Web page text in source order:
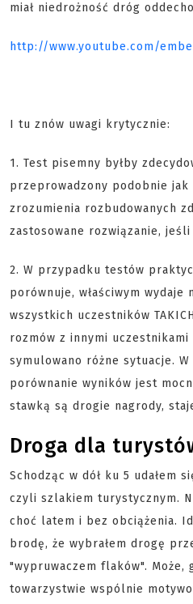
miał niedrożność dróg
http://www.youtube.com/
I tu znów uwagi krytycznie:
1. Test pisemny byłby
przeprowadzony podobnie jak
zrozumienia rozbudowanych
zastosowane rozwiązanie, jeśli
2. W przypadku testów
porównuje, właściwym
wszystkich uczestników
rozmów z innymi uczestnikami
symulowano różne sytuacje.
porównanie wyników jest
stawką są drogie nagrody,
Droga dla
Schodząc w dół ku 5 udałem
czyli szlakiem turystycznym.
choć latem i bez obciążenia.
brodę, że wybrałem drogę
"wypruwaczem flaków". Może,
towarzystwie wspólnie